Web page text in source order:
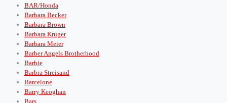
BAR/Honda
Barbara Becker
Barbara Brown
Barbara Kruger
Barbara Meier
Barber Angels Brotherhood
Barbie
Barbra Streisand
Barcelone
Barry Keoghan
Bars